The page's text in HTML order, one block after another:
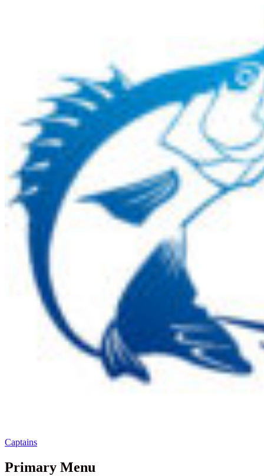
Captains
Primary Menu